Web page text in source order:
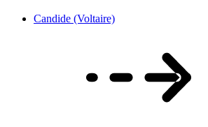
Candide (Voltaire)